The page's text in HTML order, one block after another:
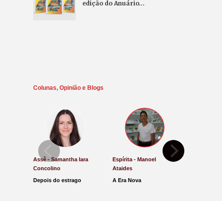
edição do Anuário…
Colunas, Opinião e Blogs
Assê - Samantha Iara
Concolino
Depois do estrago
Espírita - Manoel
Ataides
A Era Nova